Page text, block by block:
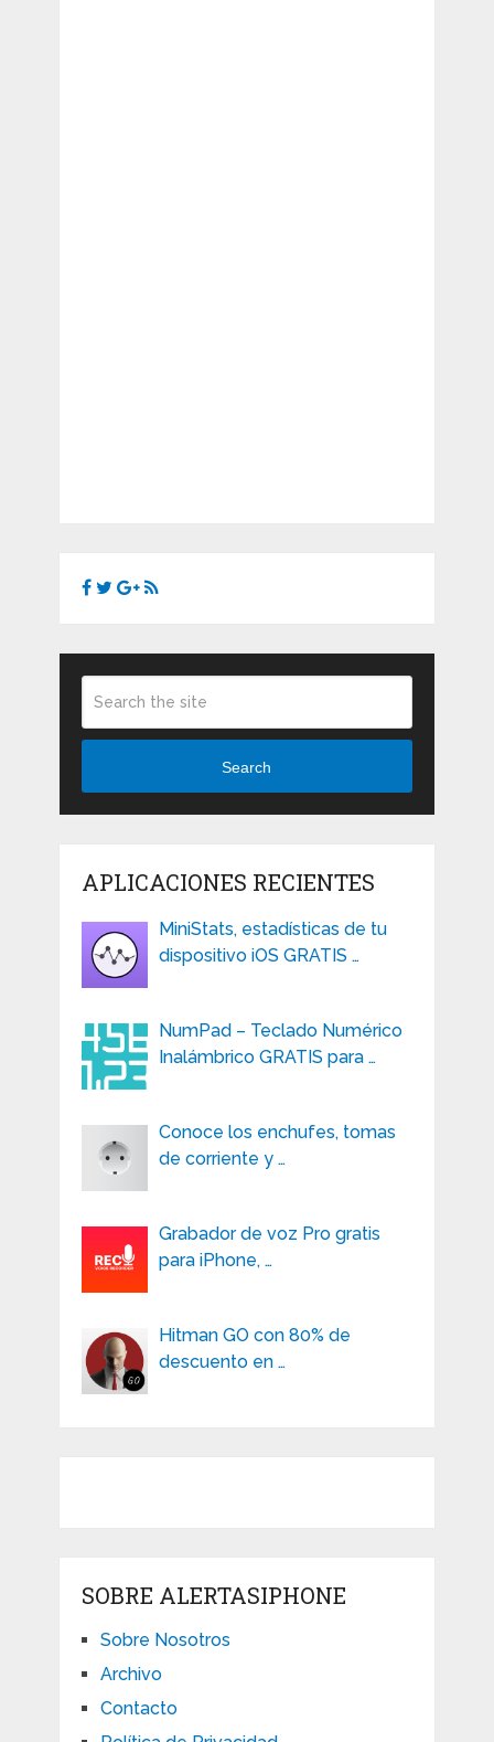
Search
APLICACIONES RECIENTES
MiniStats, estadísticas de tu
dispositivo iOS GRATIS …
NumPad – Teclado Numérico
Inalámbrico GRATIS para …
Conoce los enchufes, tomas
de corriente y …
Grabador de voz Pro gratis
para iPhone, …
Hitman GO con 80% de
descuento en …
SOBRE ALERTASIPHONE
Sobre Nosotros
Archivo
Contacto